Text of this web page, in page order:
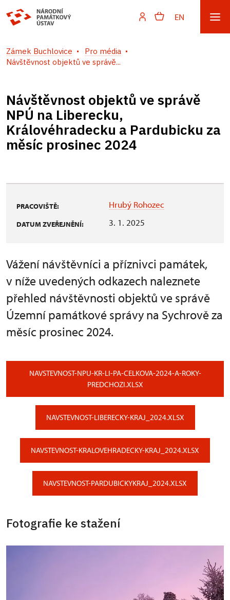
EN
Zámek Buchlovice
Pro média
Návštěvnost objektů ve správě...
Návštěvnost objektů ve správě
NPÚ na Liberecku,
Královéhradecku a Pardubicku za
měsíc prosinec 2024
PRACOVIŠTĚ: Hrubý Rohozec
DATUM ZVEŘEJNĚNÍ: 3. 1. 2025
Vážení návštěvníci a příznivci památek,
v níže uvedených odkazech naleznete
přehled návštěvnosti objektů ve správě
Územní památkové správy na Sychrově za
měsíc prosinec 2024.
NAVSTEVNOST-NPU-KR-LI-PA-CELKOVA-2024-A-ROKY-
PREDCHOZI.XLSX
NAVSTEVNOST-LIBERECKY-KRAJ_2024.XLSX
NAVSTEVNOST-KRALOVEHRADECKY-KRAJ_2024.XLSX
NAVSTEVNOST-PARDUBICKYKRAJ_2024.XLSX
Fotografie ke stažení